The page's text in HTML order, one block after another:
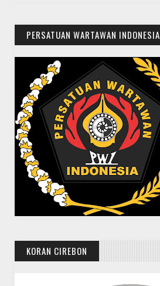
PERSATUAN WARTAWAN INDONESIA
KORAN CIREBON